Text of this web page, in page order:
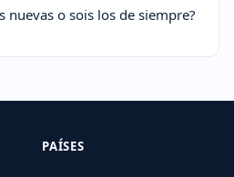
nuevas o sois los de siempre?
PAÍSES